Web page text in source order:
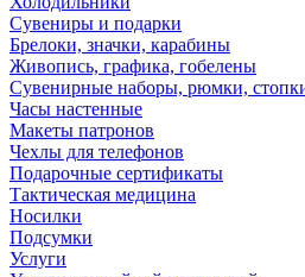
Сувениры и подарки
Брелоки, значки, карабины
Живопись, графика, гобелены
Сувенирные наборы, рюмки,
Часы настенные
Макеты патронов
Чехлы для телефонов
Подарочные сертификаты
Тактическая медицина
Носилки
Подсумки
Услуги